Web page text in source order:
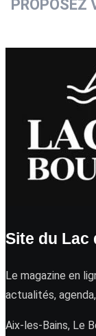
PROPOSEZ
Site du Lac
Le magazine en
actualités,
Aix-les-Bains, Le